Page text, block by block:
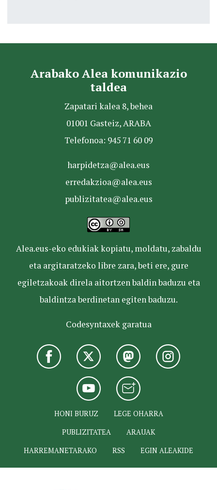
Arabako Alea komunikazio
taldea
Zapatari kalea 8, behea
01001 Gasteiz, ARABA
Telefonoa: 945 71 60 09
harpidetza@alea.eus
erredakzioa@alea.eus
publizitatea@alea.eus
Alea.eus-eko edukiak kopiatu, moldatu, zabaldu
eta argitaratzeko libre zara, beti ere, gure
egiletzakoak direla aitortzen baldin baduzu eta
baldintza berdinetan egiten baduzu.
Codesyntaxek garatua
HONI BURUZ
LEGE OHARRA
PUBLIZITATEA
ARAUAK
HARREMANETARAKO
RSS EGIN ALEAKIDE